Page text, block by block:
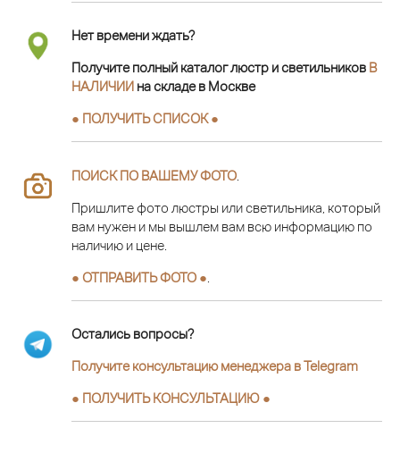
Нет времени ждать?
Получите полный каталог люстр и светильников В
НАЛИЧИИ на складе в Москве
● ПОЛУЧИТЬ СПИСОК ●
ПОИСК ПО ВАШЕМУ ФОТО
Пришлите фото люстры или светильника, который
вам нужен и мы вышлем вам всю информацию по
наличию и цене.
● ОТПРАВИТЬ ФОТО ●
Остались вопросы?
Получите консультацию менеджера в Telegram
● ПОЛУЧИТЬ КОНСУЛЬТАЦИЮ ●